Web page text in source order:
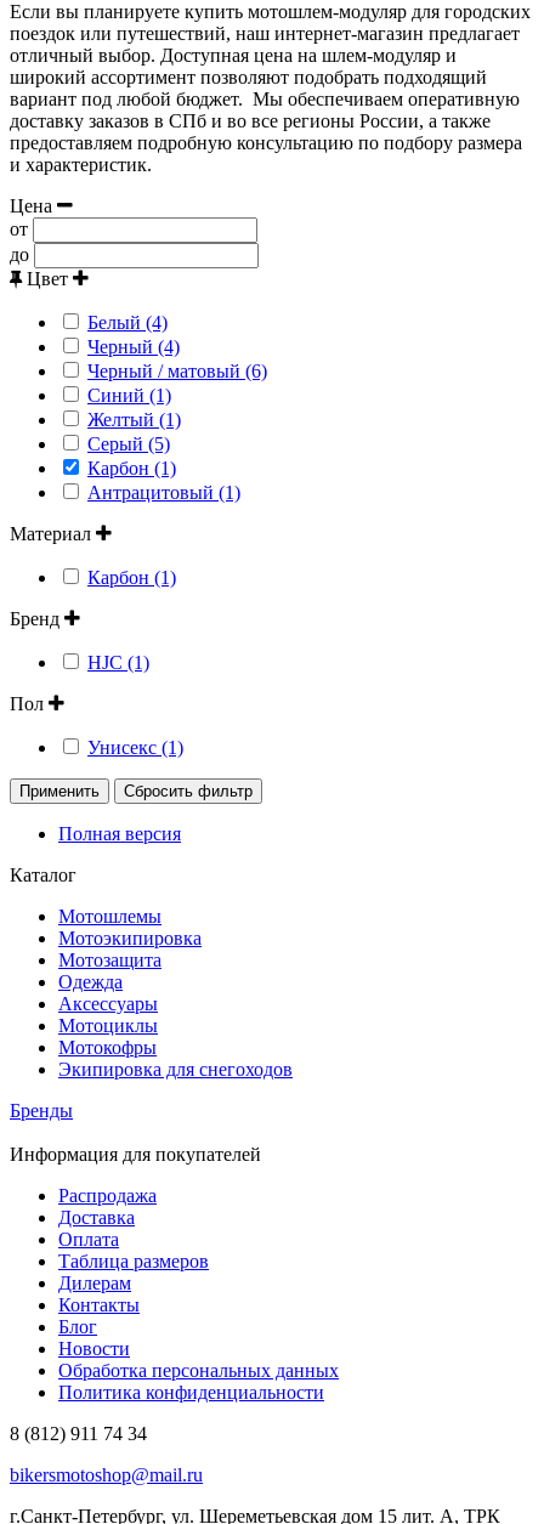
Если вы планируете купить мотошлем-модуляр для городских
поездок или путешествий, наш интернет-магазин предлагает
отличный выбор. Доступная цена на шлем-модуляр и
широкий ассортимент позволяют подобрать подходящий
вариант под любой бюджет. Мы обеспечиваем оперативную
доставку заказов в СПб и во все регионы России, а также
предоставляем подробную консультацию по подбору размера
и характеристик.
Цена
от
до
Цвет
Белый (4)
Черный (4)
Черный / матовый (6)
Синий (1)
Желтый (1)
Серый (5)
Карбон (1)
Антрацитовый (1)
Материал
Карбон (1)
Бренд
HJC (1)
Пол
Унисекс (1)
Применить Сбросить фильтр
Полная версия
Каталог
Мотошлемы
Мотоэкипировка
Мотозащита
Одежда
Аксессуары
Мотоциклы
Мотокофры
Экипировка для снегоходов
Бренды
Информация для покупателей
Распродажа
Доставка
Оплата
Таблица размеров
Дилерам
Контакты
Блог
Новости
Обработка персональных данных
Политика конфиденциальности
8 (812) 911 74 34
bikersmotoshop@mail.ru
г.Санкт-Петербург, ул. Шереметьевская дом 15 лит. А, ТРК